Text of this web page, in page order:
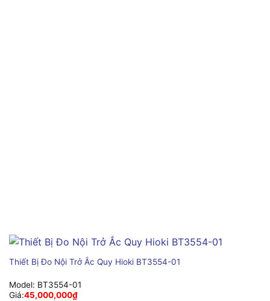
Thiết Bị Đo Nội Trở Ắc Quy Hioki BT3554-01
Model: BT3554-01
Giá:45,000,000₫